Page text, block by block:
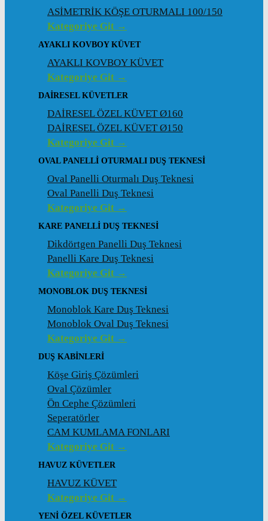
ASİMETRİK KÖŞE OTURMALI 100/150
Kategoriye Git →
AYAKLI KOVBOY KÜVET
AYAKLI KOVBOY KÜVET
Kategoriye Git →
DAIRESEL KÜVETLER
DAİRESEL ÖZEL KÜVET Ø160
DAİRESEL ÖZEL KÜVET Ø150
Kategoriye Git →
OVAL PANELLI OTURMALI DUŞ TEKNESI
Oval Panelli Oturmalı Duş Teknesi
Oval Panelli Duş Teknesi
Kategoriye Git →
KARE PANELLI DUŞ TEKNESI
Dikdörtgen Panelli Duş Teknesi
Panelli Kare Duş Teknesi
Kategoriye Git →
MONOBLOK DUŞ TEKNESI
Monoblok Kare Duş Teknesi
Monoblok Oval Duş Teknesi
Kategoriye Git →
DUŞ KABINLERI
Köşe Giriş Çözümleri
Oval Çözümler
Ön Cephe Çözümleri
Seperatörler
CAM KUMLAMA FONLARI
Kategoriye Git →
HAVUZ KÜVETLER
HAVUZ KÜVET
Kategoriye Git →
YENI ÖZEL KÜVETLER